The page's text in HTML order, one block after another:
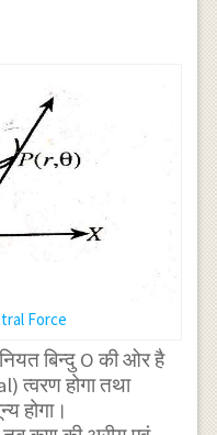
Force
बिन्दु O की ओर है
त्वरण होगा तथा
होगा।